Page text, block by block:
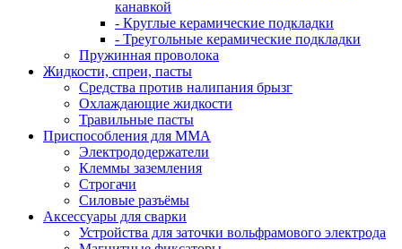
канавкой
- Круглые керамические подкладки
- Треугольные керамические подкладки
Пружинная проволока
Жидкости, спреи, пасты
Средства против налипания брызг
Охлаждающие жидкости
Травильные пасты
Приспособления для ММА
Электрододержатели
Клеммы заземления
Строгачи
Силовые разъёмы
Аксессуары для сварки
Устройства для заточки вольфрамового электрода